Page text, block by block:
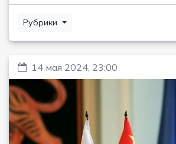
Рубрики
14 мая 2024, 23:00